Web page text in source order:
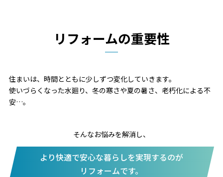
リフォームの重要性
住まいは、時間とともに少しずつ変化していきます。
使いづらくなった水廻り、冬の寒さや夏の暑さ、老朽化による不
安…。
そんなお悩みを解消し、
より快適で安心な暮らしを実現するのが
リフォームです。